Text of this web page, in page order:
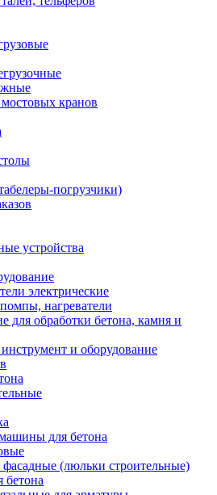
кранов
погрузчики)
устройства
электрические
нагреватели
для обработки бетона, камня и
и оборудование
для бетона
(люльки строительные)
бетона